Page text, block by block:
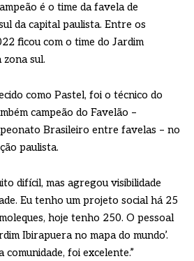
é o time da favela de
da capital paulista. Entre os
ficou com o time do Jardim
zona sul.
como Pastel, foi o técnico do
campeão do Favelão –
Brasileiro entre favelas – no
paulista.
difícil, mas agregou visibilidade
Eu tenho um projeto social há 25
hoje tenho 250. O pessoal
Ibirapuera no mapa do mundo’.
comunidade, foi excelente.”